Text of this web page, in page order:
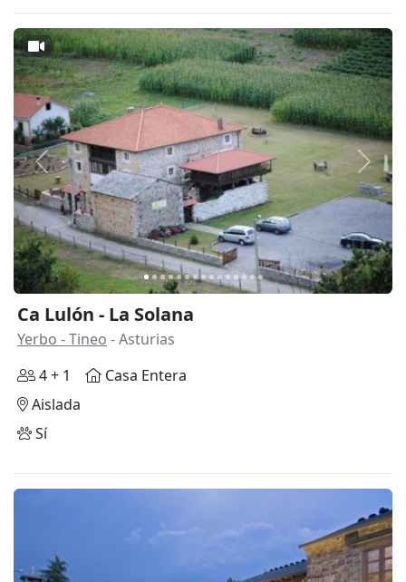
Anterior
Ca Lulón - La Solana
Yerbo - Tineo - Asturias
4 + 1
Casa Entera
Aislada
Sí